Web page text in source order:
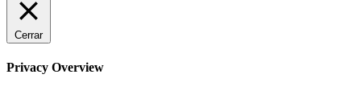
Cerrar
Privacy Overview